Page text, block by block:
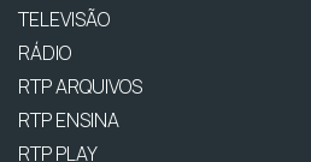
TELEVISÃO
RÁDIO
RTP ARQUIVOS
RTP ENSINA
RTP PLAY